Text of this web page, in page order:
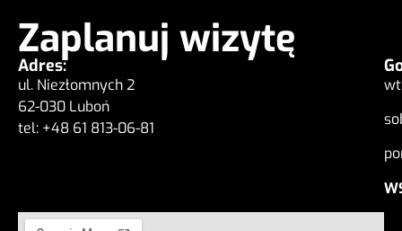
Zaplanuj wizytę
Adres:
ul. Niezłomnych 2
62-030 Luboń
tel: +48 61 813-06-81